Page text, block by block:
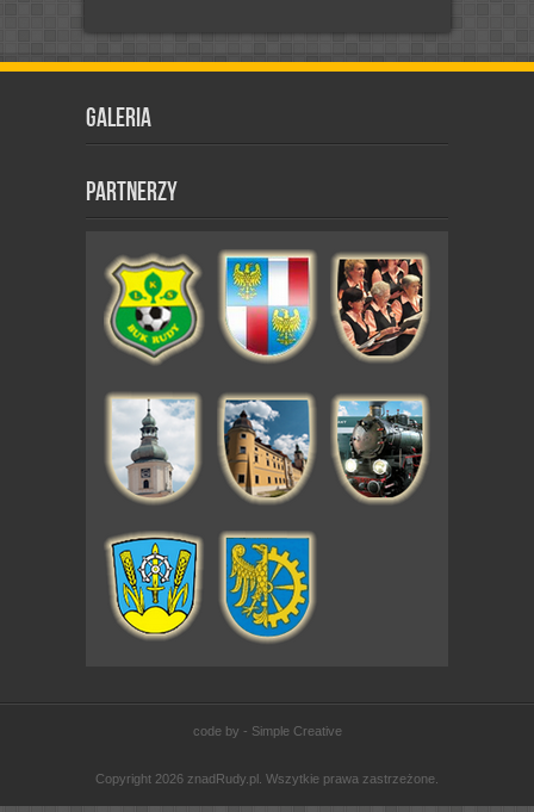
Galeria
Partnerzy
code by - Simple Creative
Copyright 2026 znadRudy.pl. Wszytkie prawa zastrzeżone.